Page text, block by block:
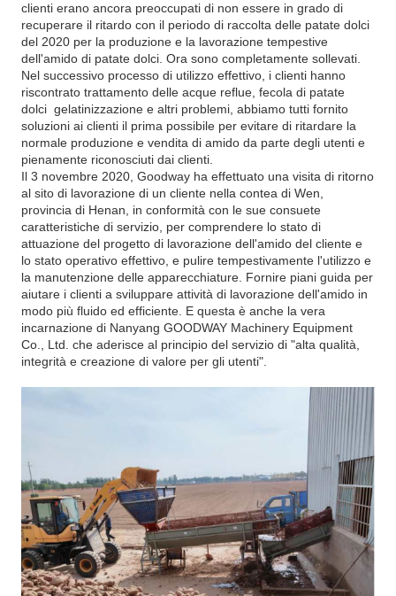
clienti erano ancora preoccupati di non essere in grado di
recuperare il ritardo con il periodo di raccolta delle patate dolci
del 2020 per la produzione e la lavorazione tempestive
dell'amido di patate dolci. Ora sono completamente sollevati.
Nel successivo processo di utilizzo effettivo, i clienti hanno
riscontrato trattamento delle acque reflue, fecola di patate
dolci gelatinizzazione e altri problemi, abbiamo tutti fornito
soluzioni ai clienti il prima possibile per evitare di ritardare la
normale produzione e vendita di amido da parte degli utenti e
pienamente riconosciuti dai clienti.
Il 3 novembre 2020, Goodway ha effettuato una visita di ritorno
al sito di lavorazione di un cliente nella contea di Wen,
provincia di Henan, in conformità con le sue consuete
caratteristiche di servizio, per comprendere lo stato di
attuazione del progetto di lavorazione dell'amido del cliente e
lo stato operativo effettivo, e pulire tempestivamente l'utilizzo e
la manutenzione delle apparecchiature. Fornire piani guida per
aiutare i clienti a sviluppare attività di lavorazione dell'amido in
modo più fluido ed efficiente. E questa è anche la vera
incarnazione di Nanyang GOODWAY Machinery Equipment
Co., Ltd. che aderisce al principio del servizio di "alta qualità,
integrità e creazione di valore per gli utenti".